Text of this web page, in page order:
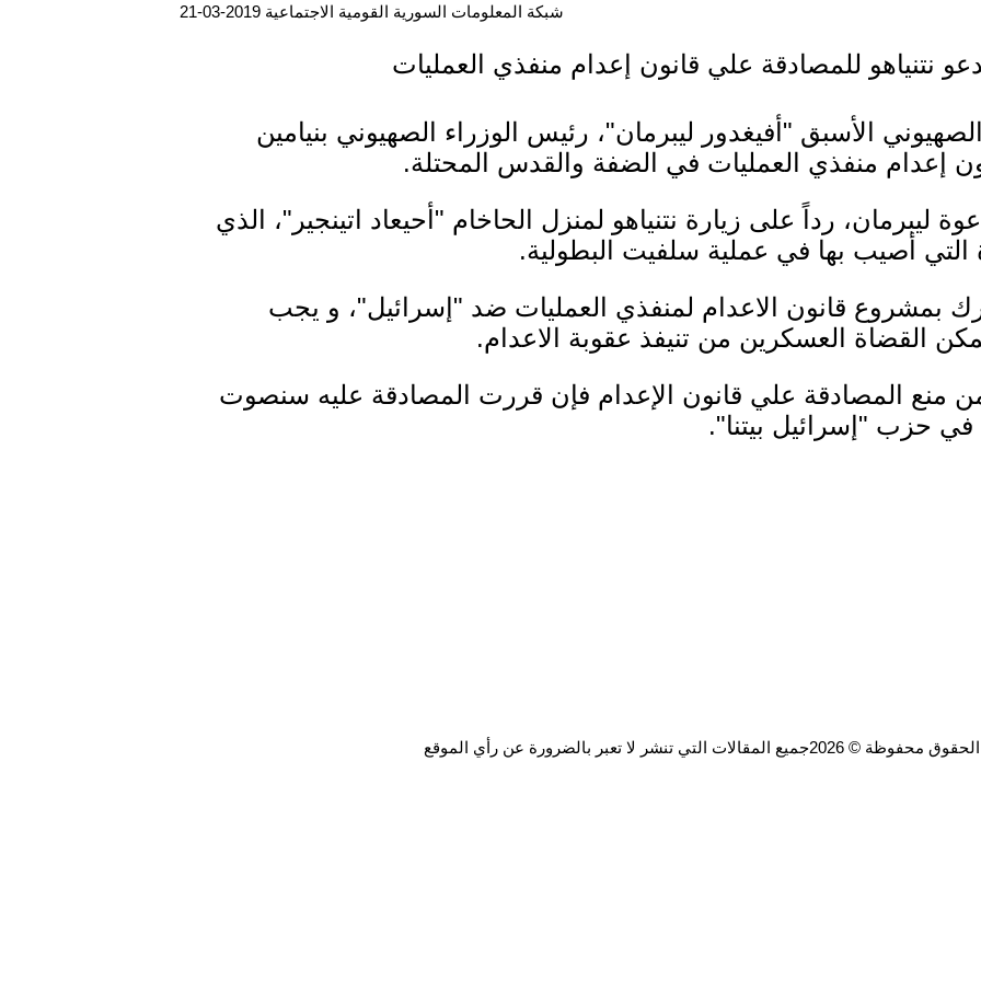
شبكة المعلومات السورية القومية الاجتماعية 2019-03-21
نتنياهو للمصادقة علي قانون إعدام منفذي العمليات
الأسبق "أفيغدور ليبرمان"، رئيس الوزراء الصهيوني بنيامين
إعدام منفذي العمليات في الضفة والقدس المحتلة.
20، جاءت دعوة ليبرمان، رداً على زيارة نتنياهو لمنزل الحاخام "أحيعاد اتينجير"، الذي
التي أصيب بها في عملية سلفيت البطولية.
بمشروع قانون الاعدام لمنفذي العمليات ضد "إسرائيل"، و يجب
القضاة العسكرين من تنيفذ عقوبة الاعدام.
من منع المصادقة علي قانون الإعدام فإن قررت المصادقة عليه سنصوت
في حزب "إسرائيل بيتنا".
© 2026جميع المقالات التي تنشر لا تعبر بالضرورة عن رأي الموقع